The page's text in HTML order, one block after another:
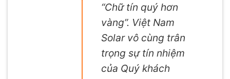
“Chữ tín quý hơn
vàng”. Việt Nam
Solar vô cùng trân
trọng sự tín nhiệm
của Quý khách